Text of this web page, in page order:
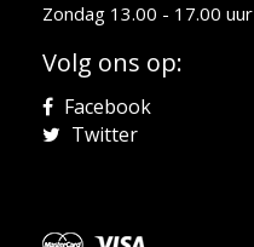
Zondag 13.00 - 17.00 uur
Volg ons op:
Facebook
Twitter